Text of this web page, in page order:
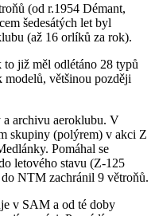
(od r.1954 Démant,
šedesátých let byl
(až 16 orlíků za rok).
již měl odlétáno 28 typů
většinou později
a archivu aeroklubu. V
skupiny (polýrem) v akci Z
Pomáhal se
letového stavu (Z-125
NTM zachránil 9 větroňů.
v SAM a od té doby